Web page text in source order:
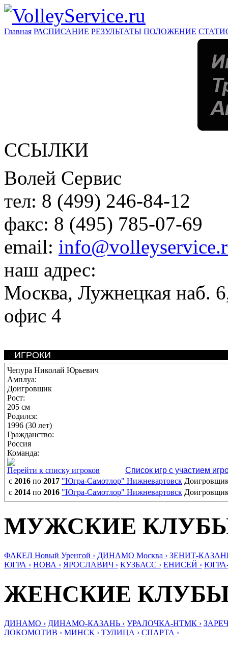
Главная РАСПИСАНИЕ РЕЗУЛЬТАТЫ ПОЛОЖЕНИЕ
ССЫЛКИ
Волей Сервис
тел: 8 (499) 246-84-12
факс: 8 (495) 785-07-69
email:
наш адрес:
Москва, Лужнецкая наб.
офис 4
ИГРОКИ
Чепура Николай Юрьевич
Амплуа:
Доигровщик
Рост:
205 см
Родился:
1996 (30 лет)
Гражданство:
Россия
Команда:
Перейти к списку игроков
Список игр с участием
с 2016 по 2017 "Югра-Самотлор" Нижневартовск
с 2014 по 2016 "Югра-Самотлор" Нижневартовск
МУЖСКИЕ
ФАКЕЛ Новый Уренгой › ДИНАМО Москва › ЗЕНИТ-
ЮГРА › НОВА › ЯРОСЛАВИЧ › КУЗБАСС › ЕНИСЕЙ ›
ЖЕНСКИЕ
ДИНАМО › ДИНАМО-КАЗАНЬ › УРАЛОЧКА-НТМК ›
ЛОКОМОТИВ › МИНСК › ТУЛИЦА › СПАРТА ›